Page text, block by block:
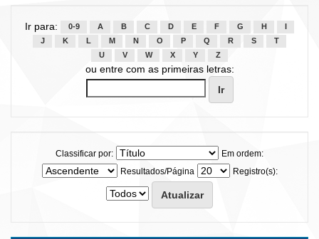
Ir para: 0-9 A B C D E F G H
J
K L M N O P Q R S
T
U
V W X Y Z
ou entre com as primeiras letras:
Classificar por:
Em ordem:
Resultados/Página
Registro(s):